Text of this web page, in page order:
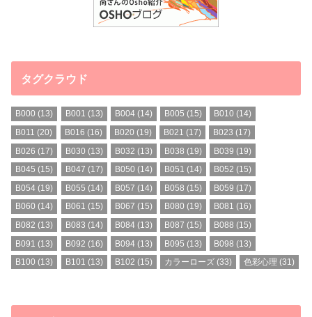
タグクラウド
B000 (13) B001 (13) B004(14) B005 (15) B010 (14)
B011 (20) B016 (16) B020 (19) B021 (17) B023 (17)
B026 (17) B030 (13) B032 (13) B038 (19) B039 (19)
B045 (15) B047 (17) B050 (14) B051 (14) B052 (15)
B054 (19) B055 (14) B057 (14) B058 (15) B059 (17)
B060 (14) B061 (15) B067 (15) B080 (19) B081 (16)
B082 (13) B083 (14) B084(13) B087 (15) B088 (15)
B091 (13) B092 (16) B094(13) B095 (13) B098 (13)
B100 (13) B101 (13) B102 (15) カラーローズ (33) 色彩心理 (31)